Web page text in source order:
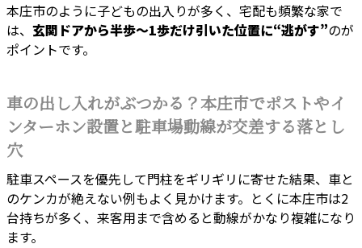
本庄市のように子どもの出入りが多く、宅配も頻繁な家で
は、 玄関ドアから半歩〜1歩だけ引いた位置に“逃がす”のが
ポイントです。
車の出し入れがぶつかる？本庄市でポストやイ
ンターホン設置と駐車場動線が交差する落とし
穴
駐車スペースを優先して門柱をギリギリに寄せた結果、車と
のケンカが絶えない例もよく見かけます。とくに本庄市は2
台持ちが多く、来客用まで含めると動線がかなり複雑になり
ます。